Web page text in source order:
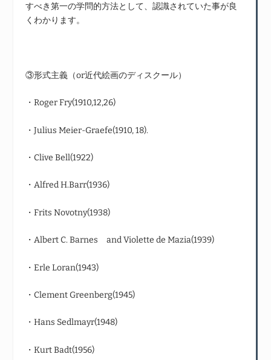
すべき第一の学問的方法として、認識されていた事が良
くわかります。
③形式主義（or近代絵画のディスクール）
・Roger Fry(1910,12,26)
・Julius Meier-Graefe(1910, 18).
・Clive Bell(1922)
・Alfred H.Barr(1936)
・Frits Novotny(1938)
・Albert C. Barnes and Violette de Mazia(1939)
・Erle Loran(1943)
・Clement Greenberg(1945)
・Hans Sedlmayr(1948)
・Kurt Badt(1956)